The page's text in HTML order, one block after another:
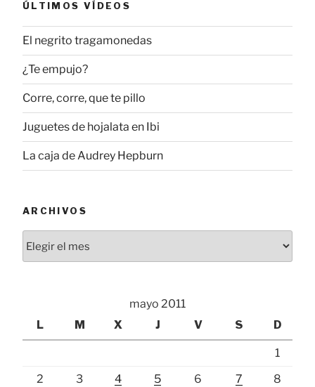
ÚLTIMOS VÍDEOS
El negrito tragamonedas
¿Te empujo?
Corre, corre, que te pillo
Juguetes de hojalata en Ibi
La caja de Audrey Hepburn
ARCHIVOS
mayo 2011
L
M X J V S D
1
2
3 4 5 6 7
8